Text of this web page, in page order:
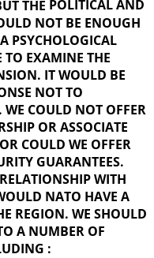
THE POLITICAL AND
NOT BE ENOUGH
PSYCHOLOGICAL
TO EXAMINE THE
IT WOULD BE
NOT TO
WE COULD NOT OFFER
OR ASSOCIATE
COULD WE OFFER
GUARANTEES.
WITH
NATO HAVE A
REGION. WE SHOULD
A NUMBER OF
: